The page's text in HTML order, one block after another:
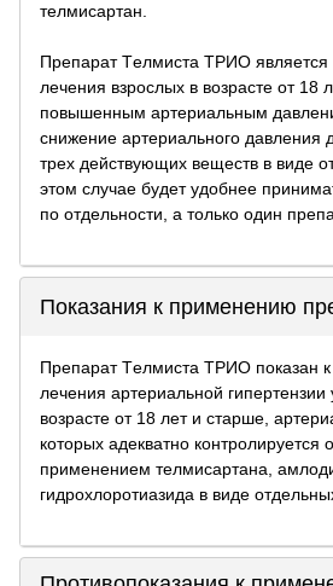
телмисартан.
Препарат Tелмиста ТРИО является
лечения взрослых в возрасте от 18
повышенным артериальным
снижение артериального давления
трех действующих веществ в виде
этом случае будет удобнее
по отдельности, а только один
Показания к применению
Препарат Tелмиста ТРИО показан
лечения артериальной гипертензии
возрасте от 18 лет и старше,
которых адекватно
применением телмисартана,
гидрохлоротиазида в виде